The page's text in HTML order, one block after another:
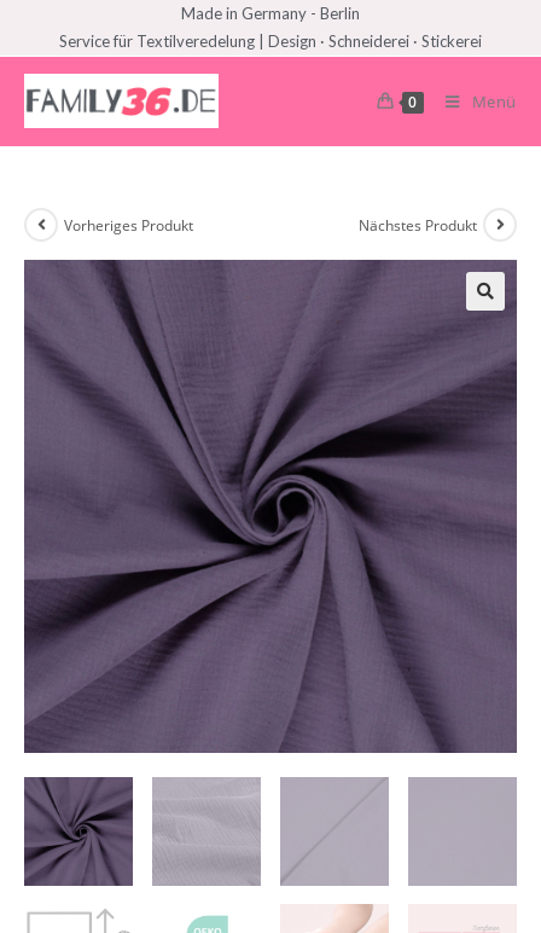
Made in Germany - Berlin
Service für Textilveredelung | Design · Schneiderei · Stickerei
0 Menü
Vorheriges Produkt Nächstes Produkt